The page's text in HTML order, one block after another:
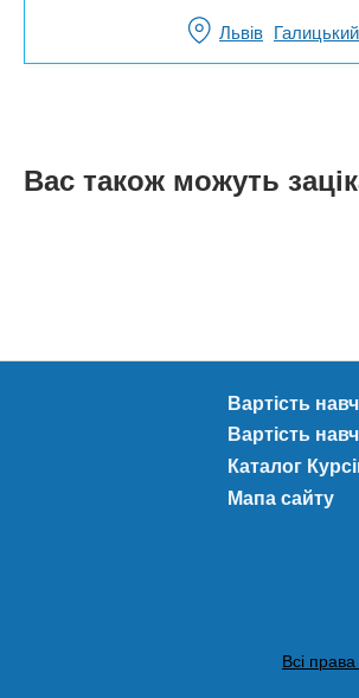
f Львів Галицький
Вас також можуть
Вартість
Вартість
Каталог
Мапа сайту
Всі